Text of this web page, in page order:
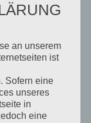
an unserem
ist
Sofern eine
unseres
in
eine